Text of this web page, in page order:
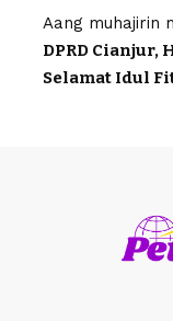
Aang muhajirin
DPRD Cianjur,
Selamat Idul